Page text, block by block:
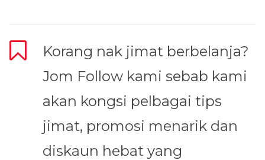
Korang nak jimat berbelanja?
Jom Follow kami sebab kami
akan kongsi pelbagai tips
jimat, promosi menarik dan
diskaun hebat yang